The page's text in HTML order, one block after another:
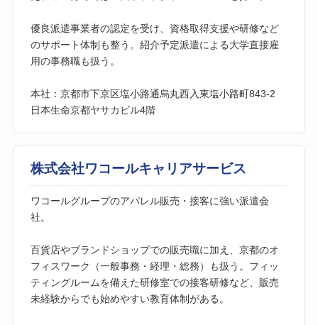
優良派遣事業者の認定を受け、資格取得支援や研修など
のサポート体制も整う。紹介予定派遣による大学直接雇
用の事務職も扱う。
本社：京都市下京区塩小路通烏丸西入東塩小路町843-2
日本生命京都ヤサカビル4階
株式会社ワコールキャリアサービス
ワコールグループのアパレル販売・接客に強い派遣会
社。
百貨店やブランドショップでの販売職に加え、京都のオ
フィスワーク（一般事務・経理・総務）も扱う。フィッ
ティングルームを備えた研修室での接客研修など、販売
未経験からでも始めやすい教育体制がある。